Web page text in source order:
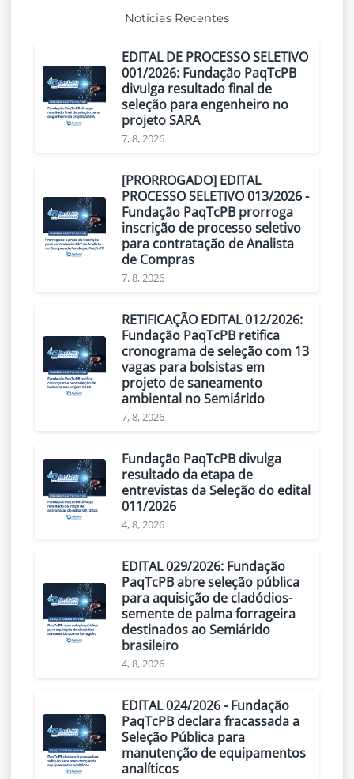
Notícias Recentes
EDITAL DE PROCESSO SELETIVO
001/2026: Fundação PaqTcPB
divulga resultado final de
seleção para engenheiro no
projeto SARA
7, 8, 2026
[PRORROGADO] EDITAL
PROCESSO SELETIVO 013/2026 -
Fundação PaqTcPB prorroga
inscrição de processo seletivo
para contratação de Analista
de Compras
7, 8, 2026
RETIFICAÇÃO EDITAL 012/2026:
Fundação PaqTcPB retifica
cronograma de seleção com 13
vagas para bolsistas em
projeto de saneamento
ambiental no Semiárido
7, 8, 2026
Fundação PaqTcPB divulga
resultado da etapa de
entrevistas da Seleção do edital
011/2026
4, 8, 2026
EDITAL 029/2026: Fundação
PaqTcPB abre seleção pública
para aquisição de cladódios-
semente de palma forrageira
destinados ao Semiárido
brasileiro
4, 8, 2026
EDITAL 024/2026 - Fundação
PaqTcPB declara fracassada a
Seleção Pública para
manutenção de equipamentos
analíticos